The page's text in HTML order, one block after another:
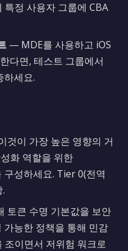
특정 사용자 그룹에 CBA
— MDE를 사용하고 iOS
다면, 테스트 그룹에서
하세요.
것이 가장 높은 영향의 거
화 역할을 위한
성하세요. Tier 0(전역
큰 수명 기본값을 보안
가능한 정책을 통해 민감
조이면서 저위험 워크로